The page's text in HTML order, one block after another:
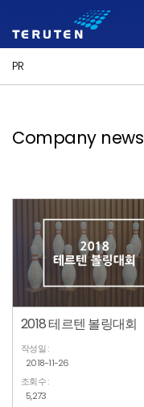
PR
Company news
2018 테르텐 볼링대회
작성일 :
2018-11-26
조회수 :
5,273